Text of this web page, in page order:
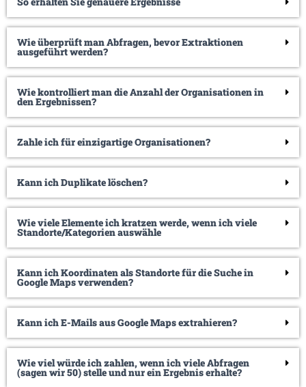
Wie überprüft man Abfragen, bevor Extraktionen
ausgeführt werden?
Wie kontrolliert man die Anzahl der Organisationen in
den Ergebnissen?
Zahle ich für einzigartige Organisationen?
Kann ich Duplikate löschen?
Wie viele Elemente ich kratzen werde, wenn ich viele
Standorte/Kategorien auswähle
Kann ich Koordinaten als Standorte für die Suche in
Google Maps verwenden?
Kann ich E-Mails aus Google Maps extrahieren?
Wie viel würde ich zahlen, wenn ich viele Abfragen
(sagen wir 50) stelle und nur ein Ergebnis erhalte?